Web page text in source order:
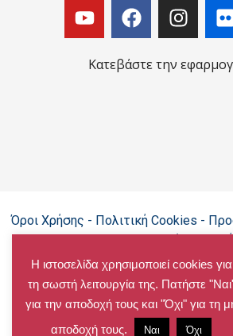
Κατεβάστε την
Όροι Χρήσης - Πολιτική Cookies -
Προσωπικού
Δήλωση
Copyright@chalandri.gr
Η ιστοσελίδα χρησιμοποιεί cookies για
τη σωστή λειτουργία της. Πατήστε
για την αποδοχή τους και "Όχι" για τη
αποδοχή τους.
Ναι Όχι